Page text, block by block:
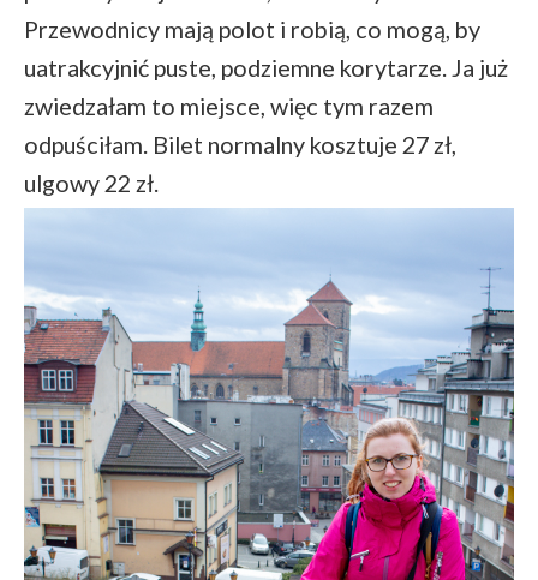
Przewodnicy mają polot i robią, co mogą, by
uatrakcyjnić puste, podziemne korytarze. Ja już
zwiedzałam to miejsce, więc tym razem
odpuściłam. Bilet normalny kosztuje 27 zł,
ulgowy 22 zł.